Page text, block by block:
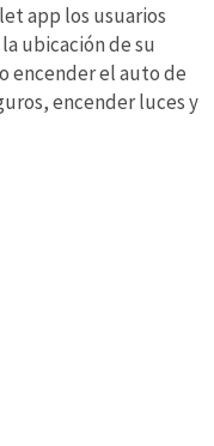
app los usuarios
ubicación de su
encender el auto de
encender luces y